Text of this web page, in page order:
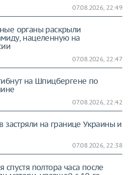
07.08.2026, 22:49
органы раскрыли
нацеленную на
07.08.2026, 22:47
на Шпицбергене по
07.08.2026, 22:42
застряли на границе Украины и
07.08.2026, 22:38
полтора часа после